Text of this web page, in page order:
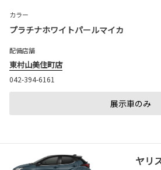
カラー
プラチナホワイトパールマイカ
配備店舗
東村山美住町店
042-394-6161
展示車のみ
ヤリ